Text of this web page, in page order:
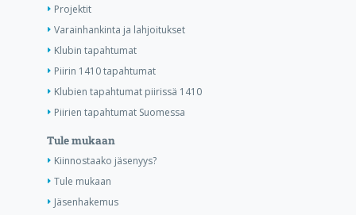
Projektit
Varainhankinta ja lahjoitukset
Klubin tapahtumat
Piirin 1410 tapahtumat
Klubien tapahtumat piirissä 1410
Piirien tapahtumat Suomessa
Tule mukaan
Kiinnostaako jäsenyys?
Tule mukaan
Jäsenhakemus